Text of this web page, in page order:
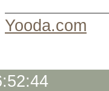
Yooda.com